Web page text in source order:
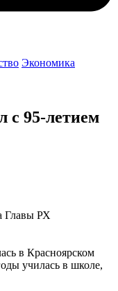
Экономика
с 95-летием
Главы РХ
в Красноярском
училась в школе,